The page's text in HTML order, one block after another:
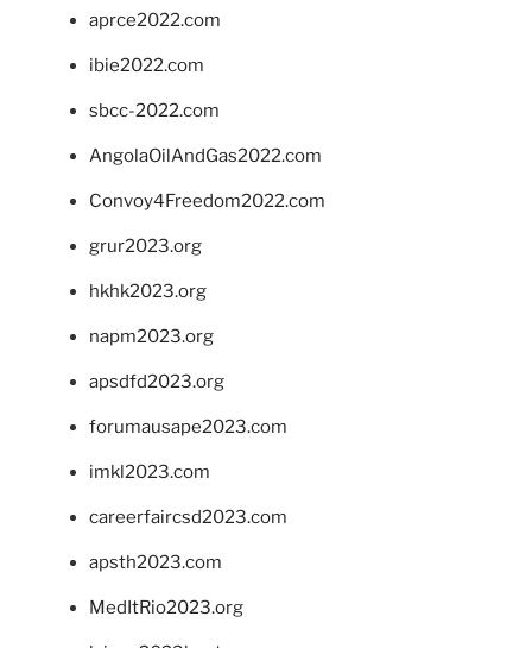
aprce2022.com
ibie2022.com
sbcc-2022.com
AngolaOilAndGas2022.com
Convoy4Freedom2022.com
grur2023.org
hkhk2023.org
napm2023.org
apsdfd2023.org
forumausape2023.com
imkl2023.com
careerfaircsd2023.com
apsth2023.com
MedItRio2023.org